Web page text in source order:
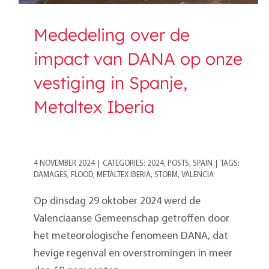
Mededeling over de
impact van DANA op onze
vestiging in Spanje,
Metaltex Iberia
4 NOVEMBER 2024 CATEGORIES: 2024, POSTS, SPAIN
TAGS:
DAMAGES, FLOOD, METALTEX IBERIA, STORM, VALENCIA
Op dinsdag 29 oktober 2024 werd de
Valenciaanse Gemeenschap getroffen door
het meteorologische fenomeen DANA, dat
hevige regenval en overstromingen in meer